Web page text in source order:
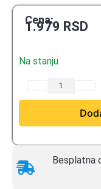
Ocenjeno
5.00od 5
na osnovu
1
Cena:
1.979 RSD
Na stanju
Besplatna